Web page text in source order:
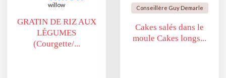
willow
GRATIN DE RIZ AUX
LÉGUMES
(Courgette/...
Conseillère Guy Demarle
Cakes salés dans le
moule Cakes longs...